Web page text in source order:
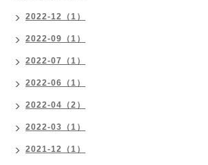
2022-12（1）
2022-09（1）
2022-07（1）
2022-06（1）
2022-04（2）
2022-03（1）
2021-12（1）